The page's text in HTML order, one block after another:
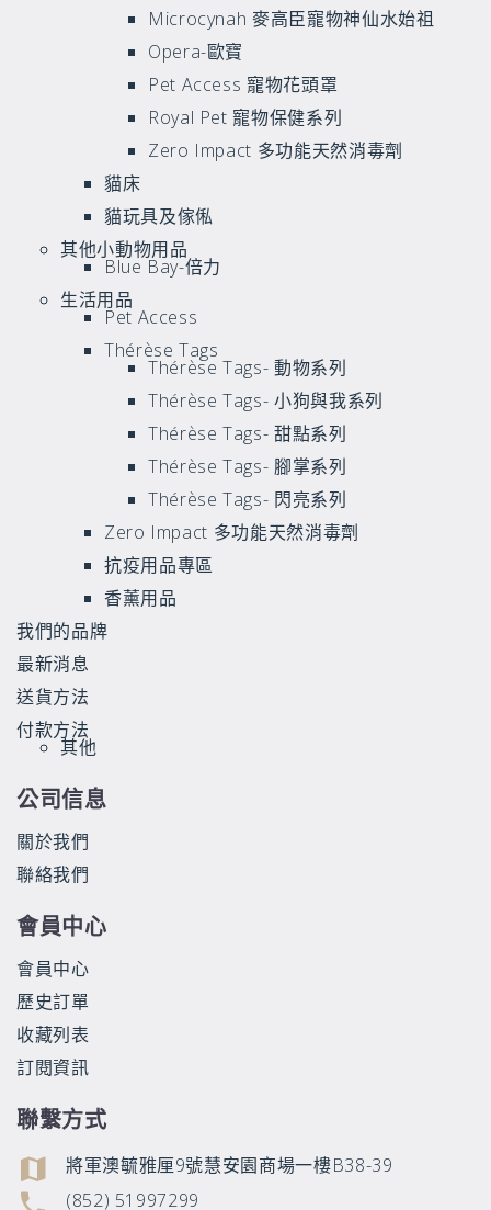
Microcynah 麥高臣寵物神仙水始祖
Opera-歐寶
Pet Access 寵物花頭罩
Royal Pet 寵物保健系列
Zero Impact 多功能天然消毒劑
貓床
貓玩具及傢俬
其他小動物用品
Blue Bay-倍力
生活用品
Pet Access
Thérèse Tags
Thérèse Tags- 動物系列
Thérèse Tags- 小狗與我系列
Thérèse Tags- 甜點系列
Thérèse Tags- 腳掌系列
Thérèse Tags- 閃亮系列
Zero Impact 多功能天然消毒劑
抗疫用品專區
香薰用品
我們的品牌
最新消息
送貨方法
付款方法
其他
公司信息
關於我們
聯絡我們
會員中心
會員中心
歷史訂單
收藏列表
訂閱資訊
聯繫方式
將軍澳毓雅厘9號慧安園商場一樓B38-39
(852) 51997299